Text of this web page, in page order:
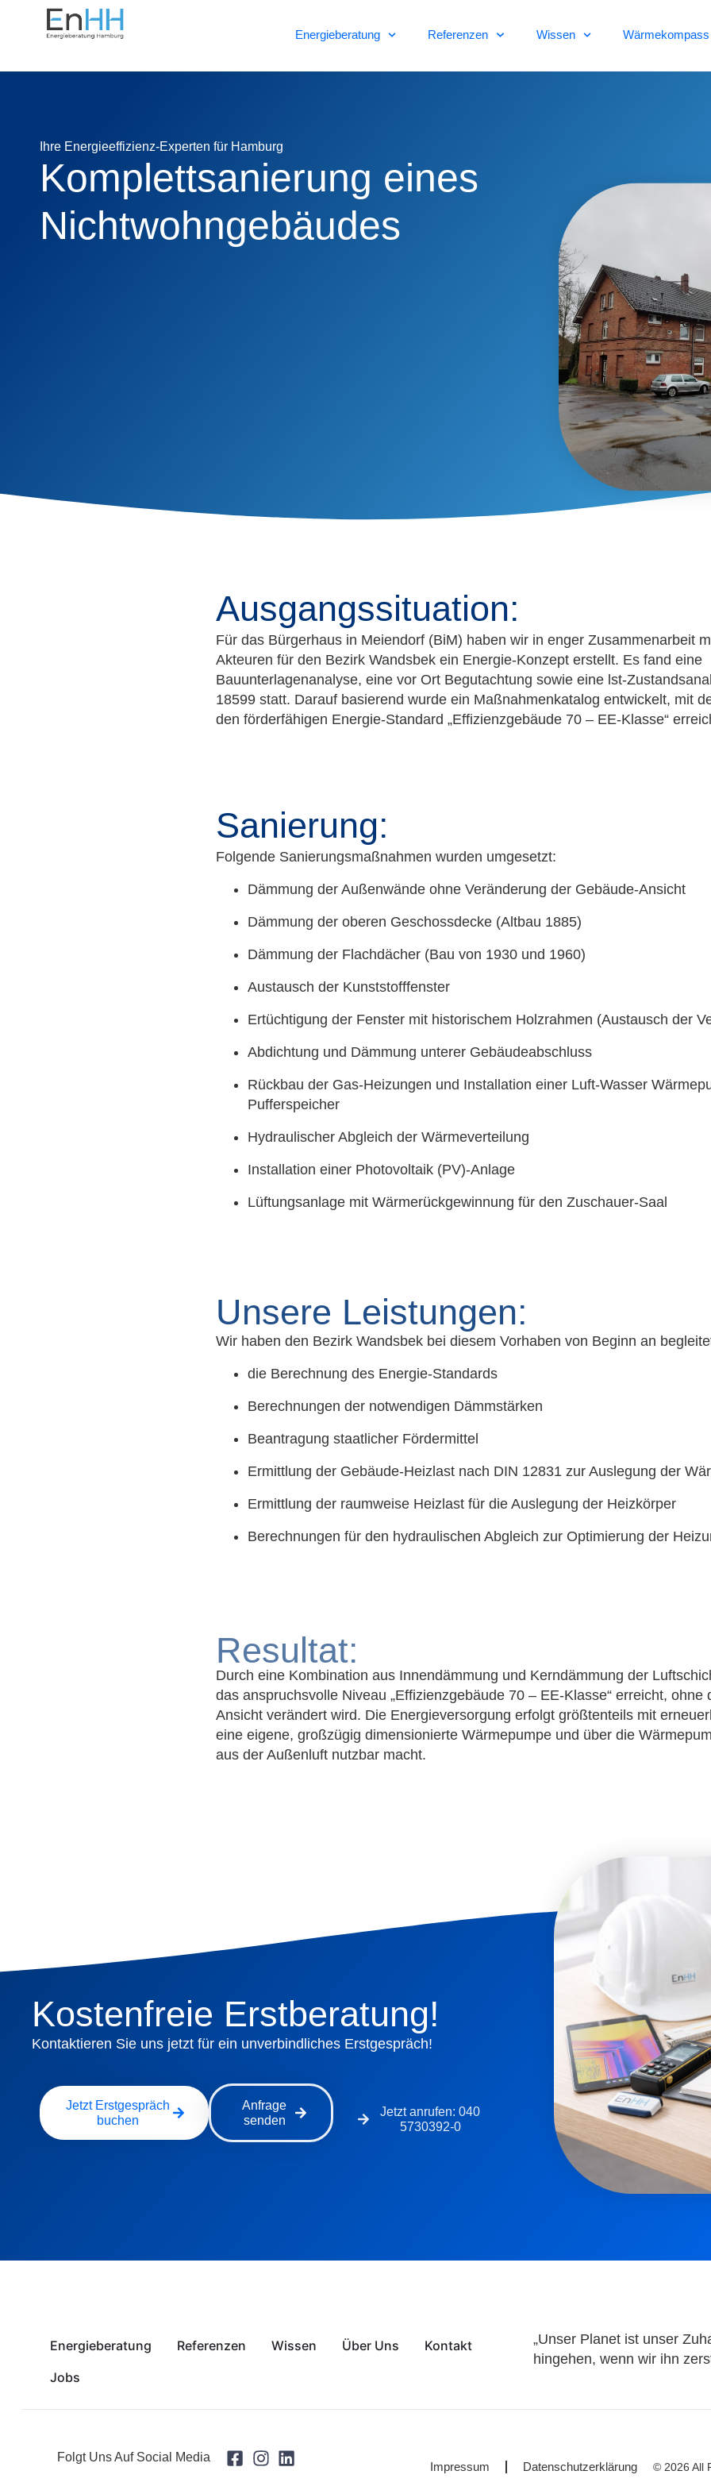
Energieberatung Referenzen Wissen Wärmekompass
Ihre Energieeffizienz-Experten für Hamburg
Komplettsanierung eines
Nichtwohngebäudes
Ausgangssituation:
Für das Bürgerhaus in Meiendorf (BiM) haben wir in enger Zusammenarbeit
Akteuren für den Bezirk Wandsbek ein Energie-Konzept erstellt. Es fand eine
Bauunterlagenanalyse, eine vor Ort Begutachtung sowie eine lst-
18599 statt. Darauf basierend wurde ein Maßnahmenkatalog entwickelt, mit
den förderfähigen Energie-Standard „Effizienzgebäude 70 – EE-Klasse“
Sanierung:
Folgende Sanierungsmaßnahmen wurden umgesetzt:
Dämmung der Außenwände ohne Veränderung der Gebäude-Ansicht
Dämmung der oberen Geschossdecke (Altbau 1885)
Dämmung der Flachdächer (Bau von 1930 und 1960)
Austausch der Kunststofffenster
Ertüchtigung der Fenster mit historischem Holzrahmen (Austausch der
Abdichtung und Dämmung unterer Gebäudeabschluss
Rückbau der Gas-Heizungen und Installation einer Luft-Wasser
Pufferspeicher
Hydraulischer Abgleich der Wärmeverteilung
Installation einer Photovoltaik (PV)-Anlage
Lüftungsanlage mit Wärmerückgewinnung für den Zuschauer-Saal
Unsere Leistungen:
Wir haben den Bezirk Wandsbek bei diesem Vorhaben von Beginn an
die Berechnung des Energie-Standards
Berechnungen der notwendigen Dämmstärken
Beantragung staatlicher Fördermittel
Ermittlung der Gebäude-Heizlast nach DIN 12831 zur Auslegung der
Ermittlung der raumweise Heizlast für die Auslegung der Heizkörper
Berechnungen für den hydraulischen Abgleich zur Optimierung der
Resultat:
Durch eine Kombination aus Innendämmung und Kerndämmung der
das anspruchsvolle Niveau „Effizienzgebäude 70 – EE-Klasse“ erreicht, ohne
Ansicht verändert wird. Die Energieversorgung erfolgt größtenteils mit
eine eigene, großzügig dimensionierte Wärmepumpe und über die
aus der Außenluft nutzbar macht.
Kostenfreie Erstberatung!
Kontaktieren Sie uns jetzt für ein unverbindliches Erstgespräch!
Jetzt Erstgespräch
buchen
Anfrage
senden
Jetzt anrufen: 040
5730392-0
Energieberatung Referenzen Wissen Über Uns
Kontakt
Jobs
„Unser Planet ist unser
hingehen, wenn wir ihn
Folgt Uns Auf Social Media
Impressum Datenschutzerklärung © 2026 All